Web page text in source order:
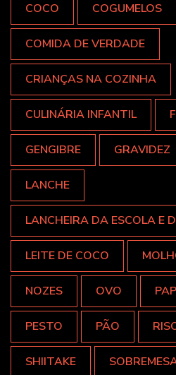
COCO COGUMELOS
COMIDA DE VERDADE
CRIANÇAS NA COZINHA
CULINÁRIA INFANTIL
GENGIBRE GRAVIDEZ
LANCHE
LANCHEIRA DA ESCOLA E
LEITE DE COCO
NOZES OVO
PESTO PÃO
SHIITAKE